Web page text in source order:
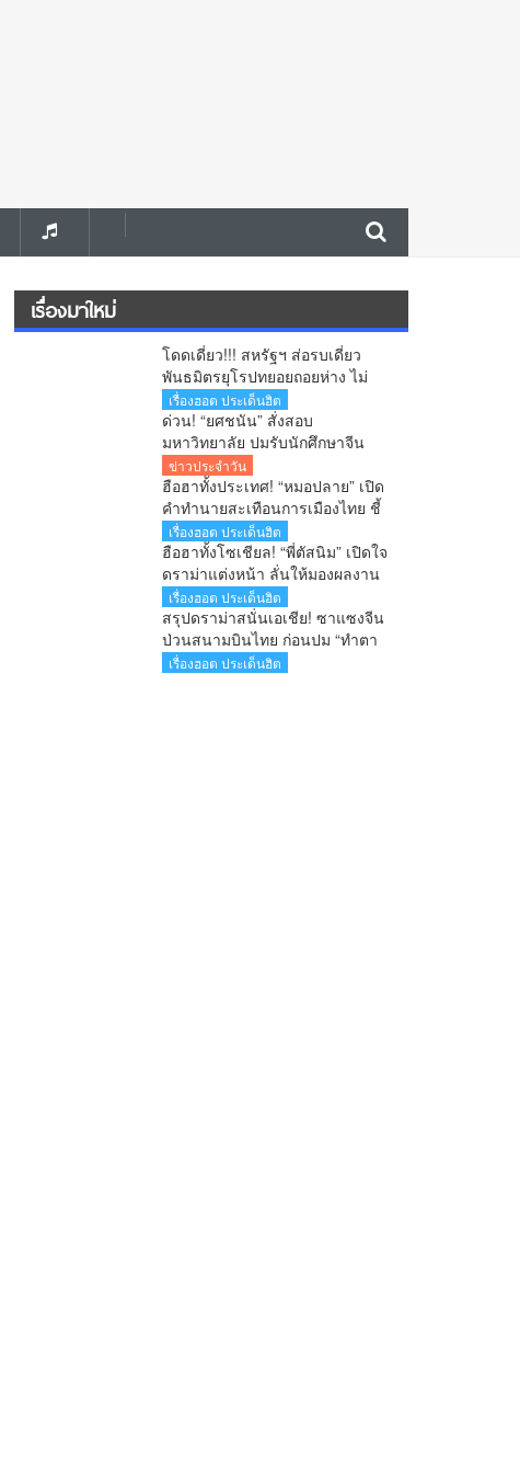
เรื่องมาใหม่
โดดเดี่ยว!!! สหรัฐฯ ส่อรบเดี่ยว
พันธมิตรยุโรปทยอยถอยห่าง ไม่
ร่วมวงโจมตีอิหร่าน
เรื่องฮอต ประเด็นฮิต
ด่วน! “ยศชนัน” สั่งสอบ
มหาวิทยาลัย ปมรับนักศึกษาจีน
สงสัยใช้วีซ่าผิดประเภท ลั่นพบจะ
เอาผิด
ข่าวประจำวัน
ฮือฮาทั้งประเทศ! “หมอปลาย” เปิด
คำทำนายสะเทือนการเมืองไทย ชี้
นายกฯคนใหม่ หนุ่มหน้าใหม่ พรรค
ใหม่ โปรไฟล์แกร่ง แบ็กแน่น ท่าน
ยมบอก
เรื่องฮอต ประเด็นฮิต
ฮือฮาทั้งโซเชียล! “พี่ตัสนิม” เปิดใจ
ดราม่าแต่งหน้า ลั่นให้มองผลงาน
ไม่ใช่ใบหน้า เตือนคอมเมนต์เกิน
เลยระวังผิดกฎหมาย
เรื่องฮอต ประเด็นฮิต
สรุปดราม่าสนั่นเอเชีย! ซาแซงจีน
ป่วนสนามบินไทย ก่อนปม “ทำตา
ชี้” จุดกระแสเดือดข้ามประเทศ
เรื่องฮอต ประเด็นฮิต